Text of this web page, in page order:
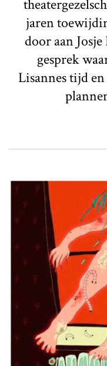
jaren
door aan
gesprek
Lisannes tijd